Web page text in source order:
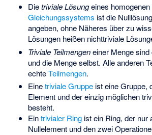
Dietriviale Lösungeines homogenen
Gleichungssystems ist die Nulllösung
angeben, ohne Näheres überzu
Lösungen heißen nichttriviale
Triviale Teilmengeneiner Menge sind
und die Menge selbst. Alle anderen
echteTeilmengen.
Einetriviale Gruppe ist eine Gruppe,
Element und der einzig möglichen
besteht.
Eintrivialer Ring ist ein Ring, der nur
Nullelement und den zwei